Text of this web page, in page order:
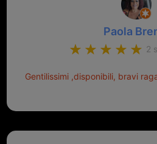
Paola
2
Gentilissimi ,disponibili, bravi